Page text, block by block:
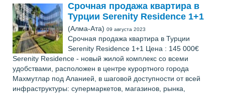
Срочная продажа квартира в
Турции Serenity Residence 1+1
(Алма-Ата) 09 августа 2023
Срочная продажа квартира в Турции
Serenity Residence 1+1 Цена : 145 000€
Serenity Residence - новый жилой комплекс со всеми
удобствами, расположен в центре курортного города
Махмутлар под Аланией, в шаговой доступности от всей
инфраструктуры: супермаркетов, магазинов, рынка,